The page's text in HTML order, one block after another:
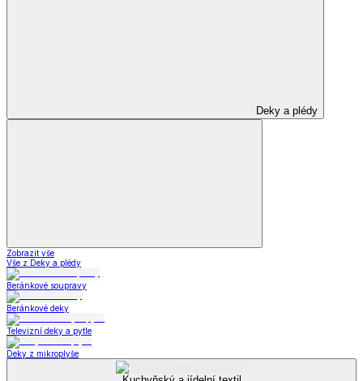
Deky a plédy
Zobrazit vše
Vše z Deky a plédy
Beránkové soupravy
Beránkové deky
Televizní deky a pytle
Deky z mikroplyše